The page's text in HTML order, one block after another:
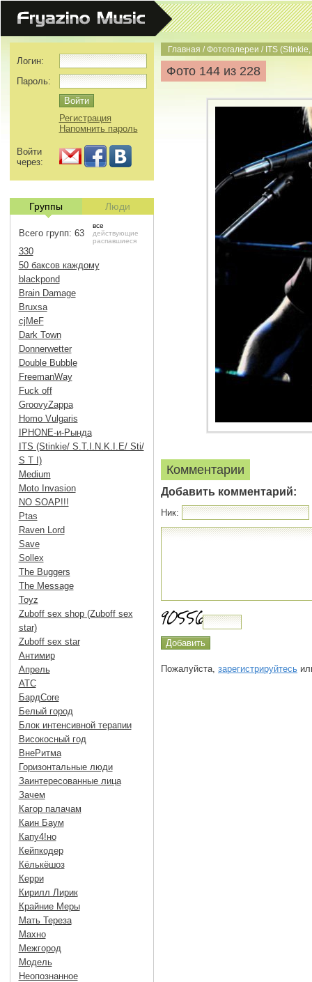
Главная /Фотогалереи / ITS (Stinkie,
Фото 144 из 228
Комментарии
Добавить комментарий:
Ник:
Пожалуйста, зарегистрируйтесь
Логин:
Пароль:
Регистрация
Напомнить пароль
Войти
через:
Группы Люди
Всего групп: 63
все
действующие
распавшиеся
330
50 баксов каждому
blackpond
Brain Damage
Bruxsa
cjMeF
Dark Town
Donnerwetter
Double Bubble
FreemanWay
Fuck off
GroovyZappa
Homo Vulgaris
IPHONE-и-Рында
ITS (Stinkie/ S.T.I.N.K.I.E/ Sti/
S T I)
Medium
Moto Invasion
NO SOAP!!!
Ptas
Raven Lord
Save
Sollex
The Buggers
The Message
Toyz
Zuboff sex shop (Zuboff sex
star)
Zuboff sex star
Антимир
Апрель
АТС
БардCore
Белый город
Блок интенсивной терапии
Високосный год
ВнеРитма
Горизонтальные люди
Заинтересованные лица
Зачем
Кагор палачам
Каин Баум
Капу4!но
Кейпкодер
Кёлькёшоз
Керри
Кирилл Лирик
Крайние Меры
Мать Тереза
Махно
Межгород
Модель
Неопознанное